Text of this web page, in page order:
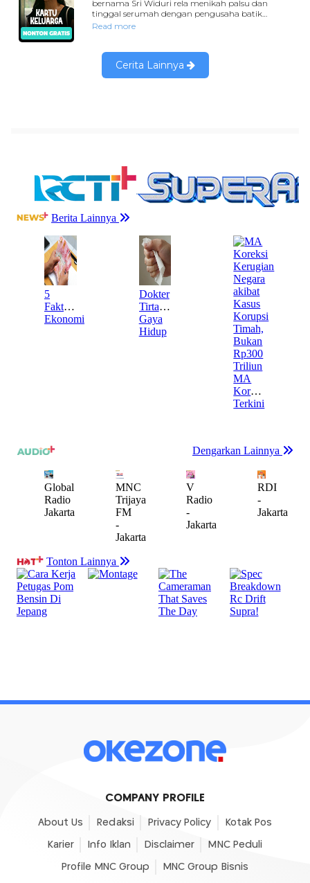
COMPANY PROFILE
About Us Redaksi Privacy Policy Kotak Pos
Karier Info Iklan Disclaimer MNC Peduli
Profile MNC Group MNC Group Bisnis